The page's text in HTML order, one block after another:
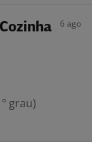
6 ago
grau)